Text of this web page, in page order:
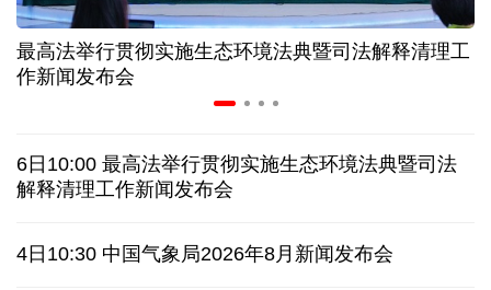
夏日经济乘“热”而上 消费市场向“新”而行
南京大屠杀历史不容篡改 日本打“核爆”牌洗不掉血债
深山里的全球冠军：海外“Z世代”在黔读懂中国机遇
最高法举行贯彻实施生态环境法典暨司法解释清理工
作新闻发布会
6日10:00 最高法举行贯彻实施生态环境法典暨司法
解释清理工作新闻发布会
4日10:30 中国气象局2026年8月新闻发布会